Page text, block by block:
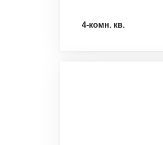
4-комн. кв.